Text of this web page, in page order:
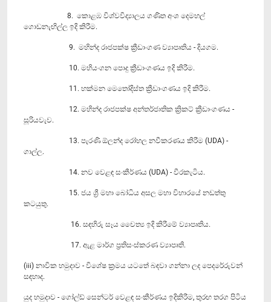
8. කොළඹ විශ්වවිද්‍යාලය ගණිත අංශ දෙමහල්
ගොඩනැඟිල්ල ඉදි කිරීම.
9. මහින්ද රාජපක්ෂ ක්‍රීඩාංගණ ව්‍යාපෘතිය - දියගම.
10. මහියංගන පොදු ක්‍රීඩාංගණය ඉදි කිරීම.
11. හක්මන මෙතෝදිස්ත ක්‍රීඩාංගණය ඉදි කිරීම.
12. මහින්ද රාජපක්ෂ අන්තර්ජාතික ක්‍රිකට් ක්‍රීඩාංගණය -
සූරියවැව.
13. පැරණි ඕලන්ද රෝහල නවීකරණය කිරීම (UDA) -
ගාල්ල.
14. නව ‍වෙළඳ සංකීර්ණය (UDA) - වීරකැටිය.
15. ජය ශ්‍රී මහා බෝධිය අසල මහා විහාරයේ නඩත්තු
කටයුතු.
16. සඳහිරු සෑය චෛත්‍ය ඉදි කිරීමේ ව්‍යාපෘතිය.
17. ඇළ මාර්ග ප්‍රතිසංස්කරණ ව්‍යාපෘති.
(iii) නාවික හමුදාව - විශේෂ ක්‍රමය යටතේ බඳවා ගන්නා ලද පෙදරේරුවන්
සඳහාද.
යුද හමුදාව - ගෝල්ඩ් සෙන්ටර් වෙළඳ සංකීර්ණය ඉදිකිරීම, තුරඟ තරග පිටිය